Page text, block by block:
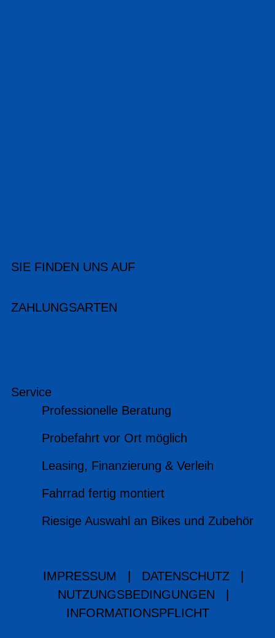
SIE FINDEN UNS AUF
ZAHLUNGSARTEN
Service
Professionelle Beratung
Probefahrt vor Ort möglich
Leasing, Finanzierung & Verleih
Fahrrad fertig montiert
Riesige Auswahl an Bikes und Zubehör
IMPRESSUM DATENSCHUTZ
NUTZUNGSBEDINGUNGEN
INFORMATIONSPFLICHT